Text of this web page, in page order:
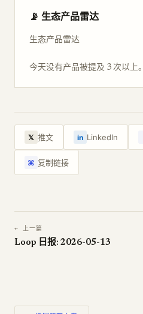
📡 生态产品雷达
生态产品雷达
今天没有产品被提及 3 次以上。
𝕏 推文 in LinkedIn
⌘ 复制链接
← 上一篇
Loop 日报: 2026-05-13